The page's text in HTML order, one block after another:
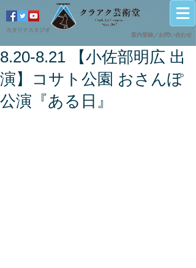
案内登録／ ​お問い合わせ
カタリナスタジオ
8.20-8.21 【小佐部明広 出
演】コサト公園 おさんぽ
公演『ある日』